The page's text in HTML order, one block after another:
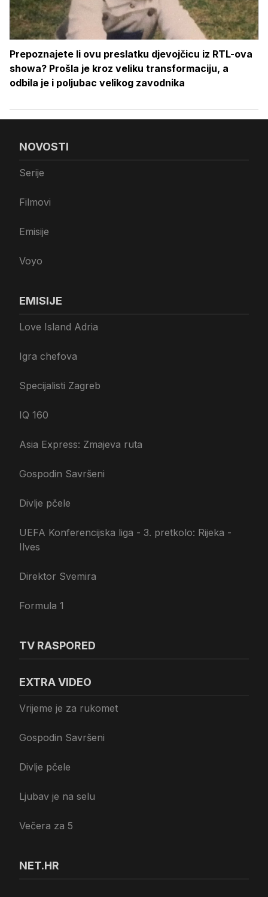
Prepoznajete li ovu preslatku djevojčicu iz RTL-ova
showa? Prošla je kroz veliku transformaciju, a
odbila je i poljubac velikog zavodnika
NOVOSTI
Serije
Filmovi
Emisije
Voyo
EMISIJE
Love Island Adria
Igra chefova
Specijalisti Zagreb
IQ 160
Asia Express: Zmajeva ruta
Gospodin Savršeni
Divlje pčele
UEFA Konferencijska liga - 3. pretkolo: Rijeka -
Ilves
Direktor Svemira
Formula 1
TV RASPORED
EXTRA VIDEO
Vrijeme je za rukomet
Gospodin Savršeni
Divlje pčele
Ljubav je na selu
Večera za 5
NET.HR